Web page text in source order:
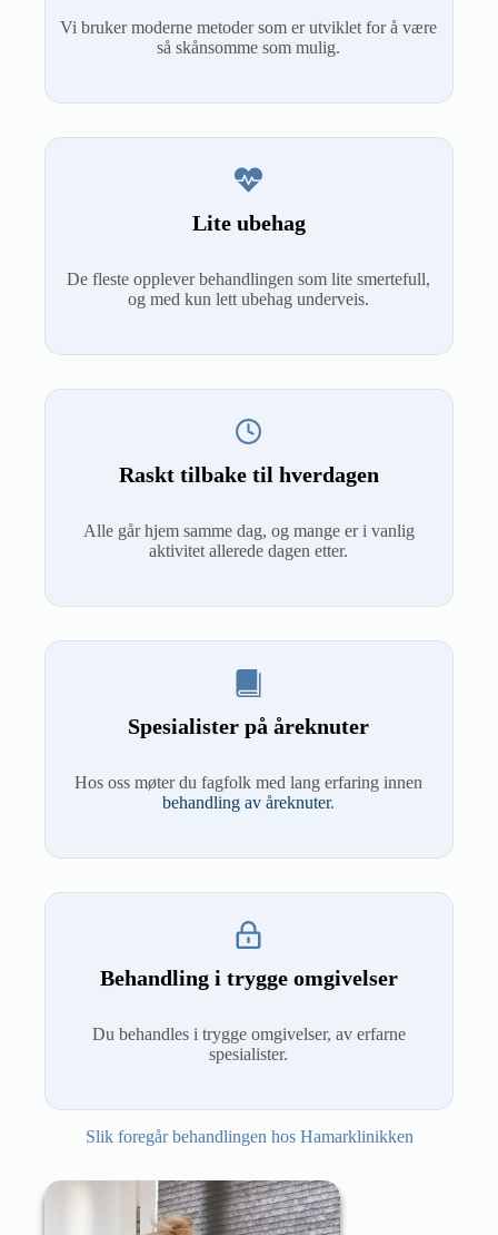
Vi bruker moderne metoder som er utviklet for å være
så skånsomme som mulig.
Lite ubehag
De fleste opplever behandlingen som lite smertefull,
og med kun lett ubehag underveis.
Raskt tilbake til hverdagen
Alle går hjem samme dag, og mange er i vanlig
aktivitet allerede dagen etter.
Spesialister på åreknuter
Hos oss møter du fagfolk med lang erfaring innen
behandling av åreknuter.
Behandling i trygge omgivelser
Du behandles i trygge omgivelser, av erfarne
spesialister.
Slik foregår behandlingen hos Hamarklinikken